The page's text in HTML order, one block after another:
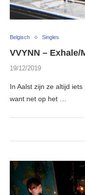
Belgisch Singles
VVYNN –
19/12/2019
In Aalst zijn ze altijd
want net op het …